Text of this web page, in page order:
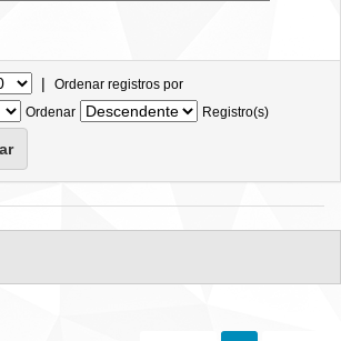
| Ordenar registros por
Ordenar
Registro(s)